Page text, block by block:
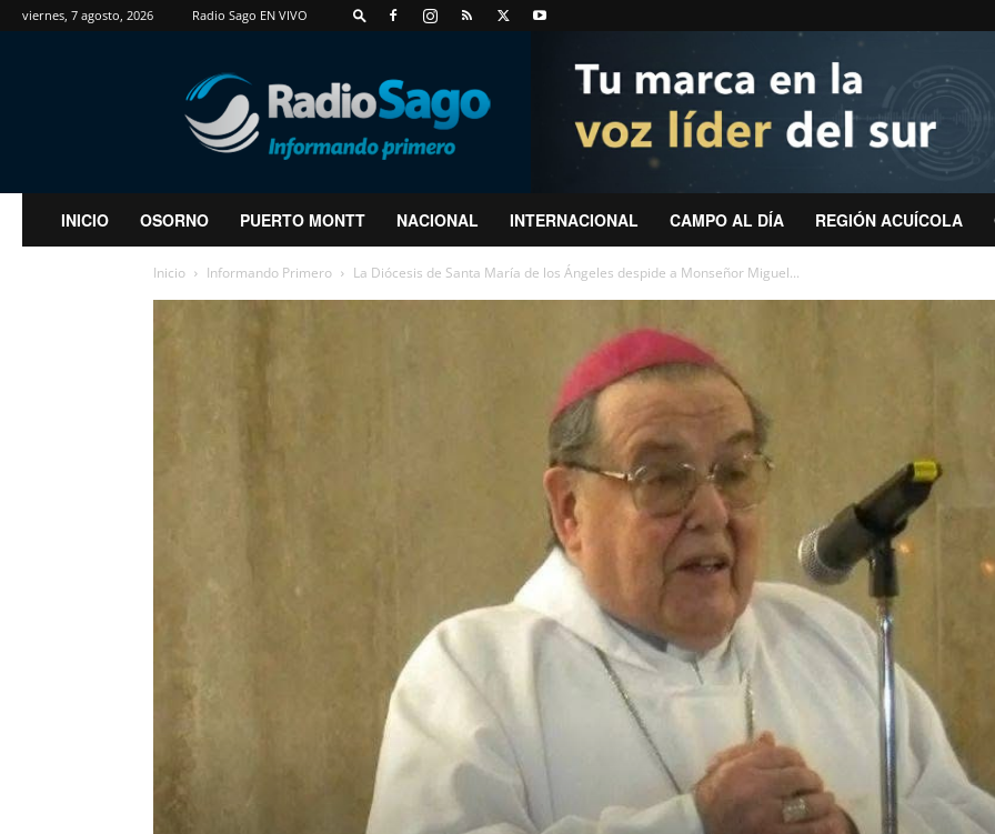
viernes, 7 agosto, 2026 Radio Sago EN VIVO
RadioSago
INICIO OSORNO PUERTO MONTT NACIONAL INTERNACIONAL CAMPO AL DÍA REGIÓN ACUÍCOLA
Inicio Informando Primero La Diócesis de Santa María de los Ángeles despide a Monseñor Miguel...